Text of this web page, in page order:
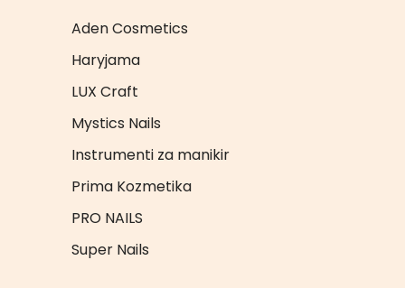
Aden Cosmetics
Haryjama
LUX Craft
Mystics Nails
Instrumenti za manikir
Prima Kozmetika
PRO NAILS
Super Nails